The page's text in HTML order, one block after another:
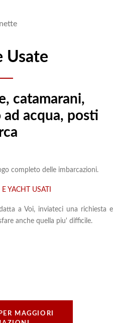
Usate
catamarani,
acqua, posti
completo delle imbarcazioni.
YACHT USATI
a Voi, inviateci una richiesta e
anche quella piu' difficile.
MAGGIORI